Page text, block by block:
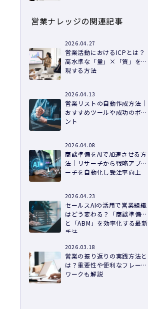
営業ナレッジの関連記事
2026.04.27
営業活動におけるICPとは？
高水準な「量」×「質」を実
現する方法
2026.04.13
営業リストの自動作成方法｜
おすすめツールや成功のポイ
ント
2026.04.08
商談準備をAIで加速させる方
法｜リサーチから戦略アプロ
ーチを自動化し受注率向上
2026.04.23
セールスAIの活用で営業組織
はどう変わる？「商談準備」
と「ABM」を効率化する最新
手法
2026.03.18
営業の振り返りの実践方法と
は？重要性や便利なフレーム
ワークも解説